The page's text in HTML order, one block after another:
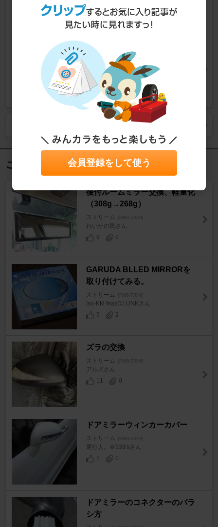
ハイドロテクトフィルム
ボディパーツ > ドアミラー
この記事を見た人におすすめ
後付ルームミラー交換、軽量化
（308g→268g）
ストリーム [RN6/7/8/9]
れいかの民さん
9
0
GARUDA BLLED MIRRORを
取り付けてみる。
ストリーム [RN6/7/8/9]
Iso-KM feat/DJ.UNKさん
9
2
ズラの交換
ストリーム [RN6/7/8/9]
アルズさん
11
0
ドアミラーウィンカーカバー
ストリーム [RN6/7/8/9]
通行人。＠539'sさん
2
0
ドアミラーのコネクターのバラ
シ方
会員登録をして使う